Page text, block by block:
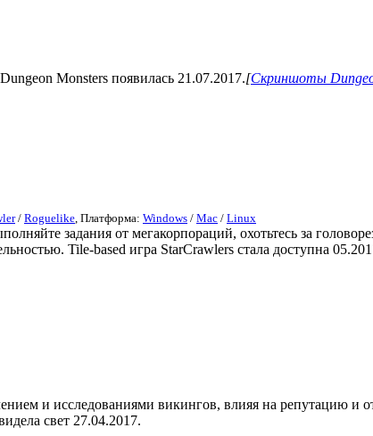
Monsters появилась 21.07.2017.[Скриншоты
/ Roguelike , Платформа: Windows / Mac / Linux
задания от мегакорпораций, охотьтесь за
Tile-based игра StarCrawlers стала доступна
и исследованиями викингов, влияя на репутацию и
свет 27.04.2017.